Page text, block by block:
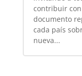
contribuir
documento
cada país
nueva...